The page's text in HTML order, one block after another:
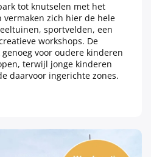
tot knutselen met het
zich hier de hele
sportvelden, een
workshops. De
voor oudere kinderen
terwijl jonge kinderen
daarvoor ingerichte zones.